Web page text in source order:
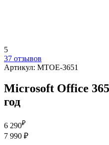
5
37 отзывов
Артикул: MTOE-3651
Microsoft Office
год
6 290₽
7 990 ₽